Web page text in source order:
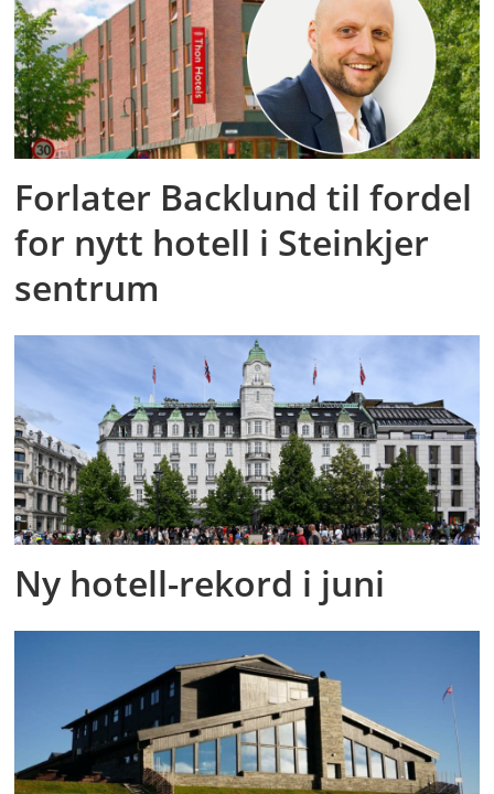
Forlater Backlund til fordel
for nytt hotell i Steinkjer
sentrum
Ny hotell-rekord i juni